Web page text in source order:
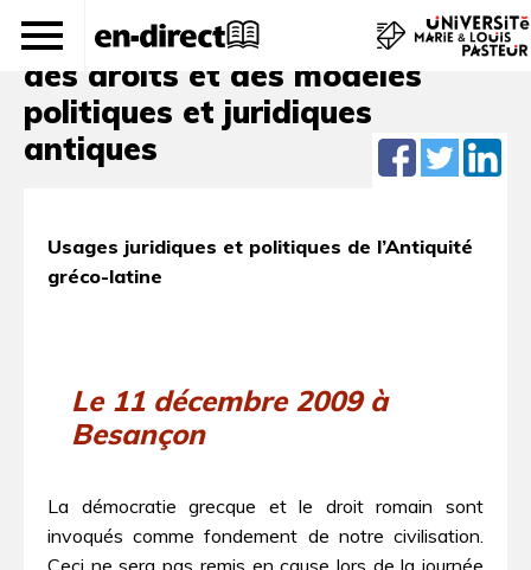
Renaissances et réminiscences
des droits et des modèles
politiques et juridiques
antiques
Usages juridiques et politiques de l’Antiquité
gréco-latine
Le 11 décembre 2009 à
Besançon
La démocratie grecque et le droit romain sont
invoqués comme fondement de notre civilisation.
Ceci ne sera pas remis en cause lors de la journée